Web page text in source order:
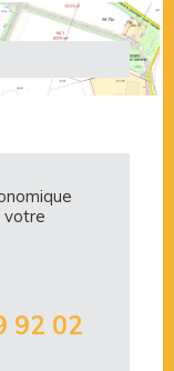
votre
92 02